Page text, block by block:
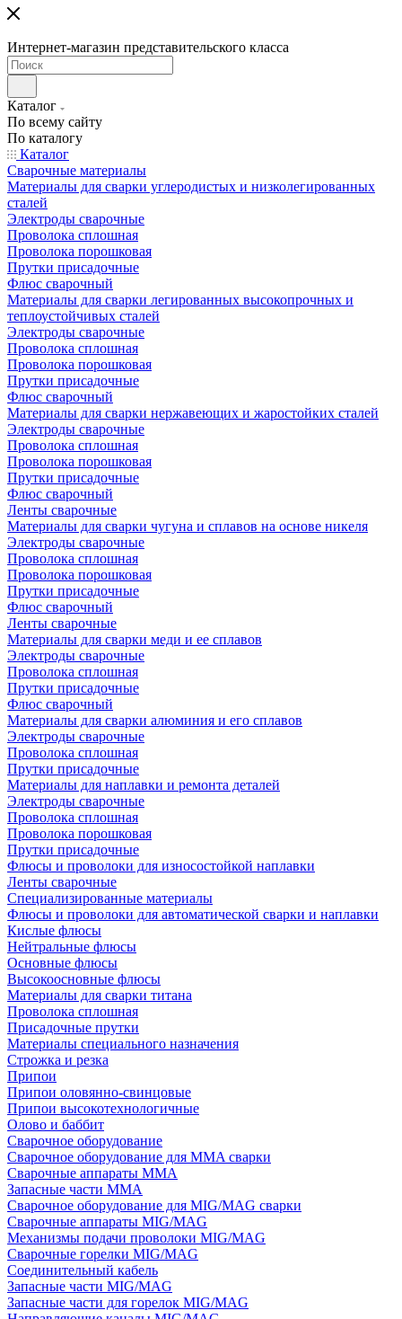
Интернет-магазин представительского класса
Каталог
По всему сайту
По каталогу
Каталог
Сварочные материалы
Материалы для сварки углеродистых и низколегированных
сталей
Электроды сварочные
Проволока сплошная
Проволока порошковая
Прутки присадочные
Флюс сварочный
Материалы для сварки легированных высокопрочных и
теплоустойчивых сталей
Электроды сварочные
Проволока сплошная
Проволока порошковая
Прутки присадочные
Флюс сварочный
Материалы для сварки нержавеющих и жаростойких сталей
Электроды сварочные
Проволока сплошная
Проволока порошковая
Прутки присадочные
Флюс сварочный
Ленты сварочные
Материалы для сварки чугуна и сплавов на основе никеля
Электроды сварочные
Проволока сплошная
Проволока порошковая
Прутки присадочные
Флюс сварочный
Ленты сварочные
Материалы для сварки меди и ее сплавов
Электроды сварочные
Проволока сплошная
Прутки присадочные
Флюс сварочный
Материалы для сварки алюминия и его сплавов
Электроды сварочные
Проволока сплошная
Прутки присадочные
Материалы для наплавки и ремонта деталей
Электроды сварочные
Проволока сплошная
Проволока порошковая
Прутки присадочные
Флюсы и проволоки для износостойкой наплавки
Ленты сварочные
Специализированные материалы
Флюсы и проволоки для автоматической сварки и наплавки
Кислые флюсы
Нейтральные флюсы
Основные флюсы
Высокоосновные флюсы
Материалы для сварки титана
Проволока сплошная
Присадочные прутки
Материалы специального назначения
Строжка и резка
Припои
Припои оловянно-свинцовые
Припои высокотехнологичные
Олово и баббит
Сварочное оборудование
Сварочное оборудование для MMA сварки
Сварочные аппараты MMA
Запасные части MMA
Сварочное оборудование для MIG/MAG сварки
Сварочные аппараты MIG/MAG
Механизмы подачи проволоки MIG/MAG
Сварочные горелки MIG/MAG
Соединительный кабель
Запасные части MIG/MAG
Запасные части для горелок MIG/MAG